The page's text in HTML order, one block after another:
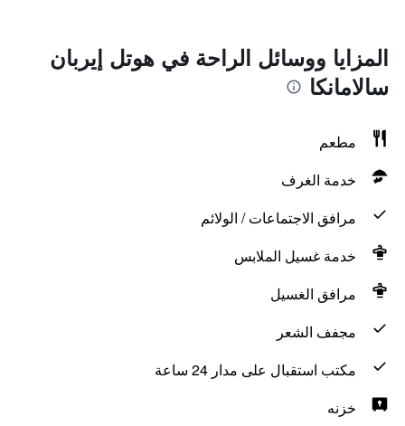
المزايا ووسائل الراحة في هوتل إيربان
سالامانكا
مطعم
خدمة الغرف
مرافق الاجتماعات / الولائم
خدمة غسيل الملابس
مرافق الغسيل
مجفف الشعر
مكتب استقبال على مدار 24 ساعة
خزنه